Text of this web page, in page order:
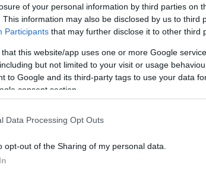
of your personal information by third parties on
This information may also be disclosed by us to third
Participants that may further disclose it to other third
that this website/app uses one or more Google
but not limited to your visit or usage
to Google and its third-party tags to use your data
consent section.
Data Processing Opt Outs
opt-out of the Sharing of my personal data.